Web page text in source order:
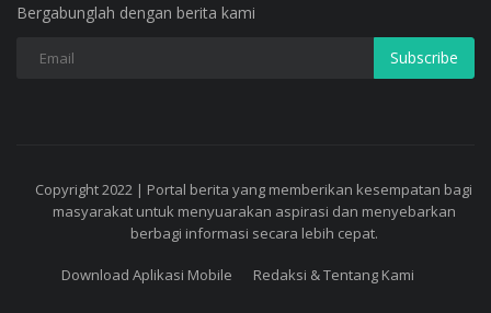
Bergabunglah dengan berita kami
Subscribe
Copyright 2022 | Portal berita yang memberikan kesempatan bagi
masyarakat untuk menyuarakan aspirasi dan menyebarkan
berbagi informasi secara lebih cepat.
Download Aplikasi Mobile Redaksi & Tentang Kami